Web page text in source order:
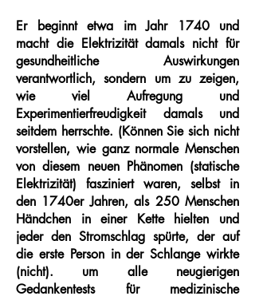
Er beginnt etwa im Jahr 1740 und
macht die Elektrizität damals nicht für
gesundheitliche Auswirkungen
verantwortlich, sondern um zu zeigen,
wie viel Aufregung und
Experimentierfreudigkeit damals und
seitdem herrschte. (Können Sie sich nicht
vorstellen, wie ganz normale Menschen
von diesem neuen Phänomen (statische
Elektrizität) fasziniert waren, selbst in
den 1740er Jahren, als 250 Menschen
Händchen in einer Kette hielten und
jeder den Stromschlag spürte, der auf
die erste Person in der Schlange wirkte
(nicht). um alle neugierigen
Gedankentests für medizinische